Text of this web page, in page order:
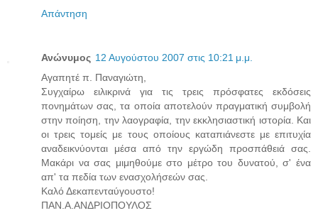
Απάντηση
Ανώνυμος 12 Αυγούστου 2007 στις 10:21 μ.μ.
Αγαπητέ π. Παναγιώτη,
Συγχαίρω ειλικρινά για τις τρεις πρόσφατες εκδόσεις
πονημάτων σας, τα οποία αποτελούν πραγματική συμβολή
στην ποίηση, την λαογραφία, την εκκλησιαστική ιστορία. Και
οι τρεις τομείς με τους οποίους καταπιάνεστε με επιτυχία
αναδεικνύονται μέσα από την εργώδη προσπάθειά σας.
Μακάρι να σας μιμηθούμε στο μέτρο του δυνατού, σ' ένα
απ' τα πεδία των ενασχολήσεών σας.
Καλό Δεκαπενταύγουστο!
ΠΑΝ.Α.ΑΝΔΡΙΟΠΟΥΛΟΣ